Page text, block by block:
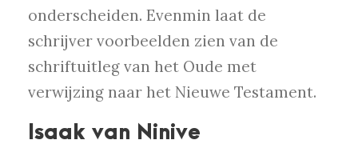
onderscheiden. Evenmin laat de
schrijver voorbeelden zien van de
schriftuitleg van het Oude met
verwijzing naar het Nieuwe Testament.
Isaak van Ninive